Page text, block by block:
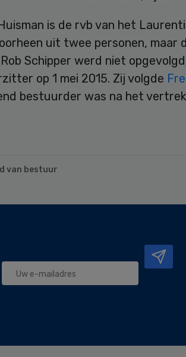
is de rvb van het
uit twee personen, maar
Schipper werd niet
op 1 mei 2015. Zij volgde
bestuurder was na het
van bestuur